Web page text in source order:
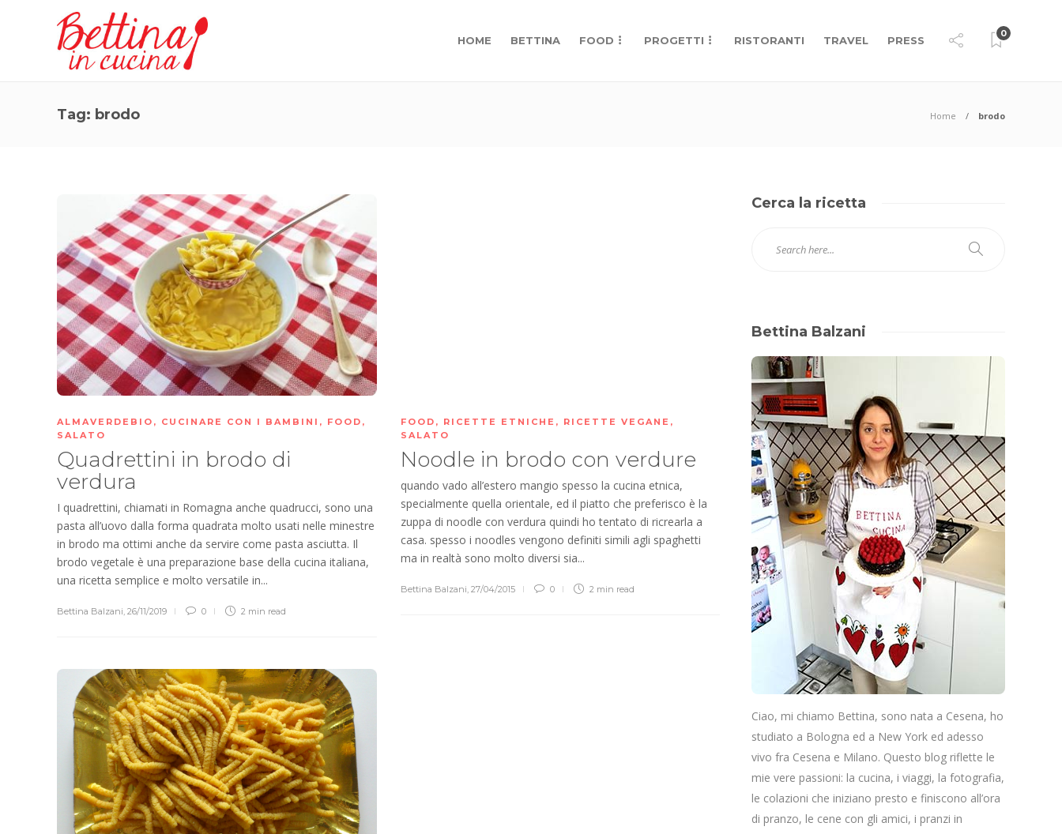
HOME BETTINA FOOD PROGETTI RISTORANTI TRAVEL PRESS
0
Tag: brodo Home brodo
ALMAVERDEBIO , CUCINARE CON I BAMBINI , FOOD ,
SALATO
Quadrettini in brodo di
verdura
I quadrettini, chiamati in Romagna anche quadrucci, sono una
pasta all’uovo dalla forma quadrata molto usati nelle minestre
in brodo ma ottimi anche da servire come pasta asciutta. Il
brodo vegetale è una preparazione base della cucina italiana,
una ricetta semplice e molto versatile in...
Bettina Balzani, 26/11/2019 0 2 min read
FOOD , RICETTE ETNICHE , RICETTE VEGANE ,
SALATO
Noodle in brodo con verdure
quando vado all’estero mangio spesso la cucina etnica,
specialmente quella orientale, ed il piatto che preferisco è la
zuppa di noodle con verdura quindi ho tentato di ricrearla a
casa. spesso i noodles vengono definiti simili agli spaghetti
ma in realtà sono molto diversi sia...
Bettina Balzani, 27/04/2015 0 2 min read
Cerca la ricetta
Bettina Balzani
Ciao, mi chiamo Bettina, sono nata a Cesena, ho
studiato a Bologna ed a New York ed adesso
vivo fra Cesena e Milano. Questo blog riflette le
mie vere passioni: la cucina, i viaggi, la fotografia,
le colazioni che iniziano presto e finiscono all’ora
di pranzo, le cene con gli amici, i pranzi in